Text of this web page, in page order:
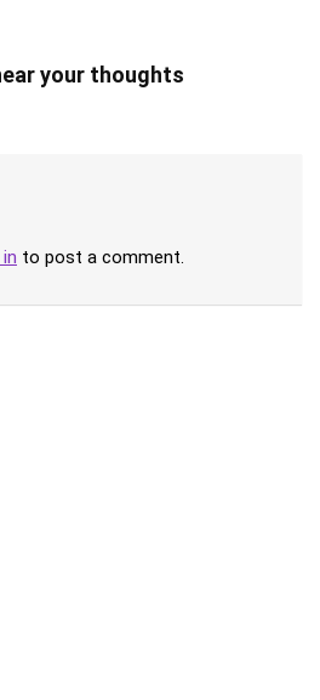
your thoughts
to post a comment.